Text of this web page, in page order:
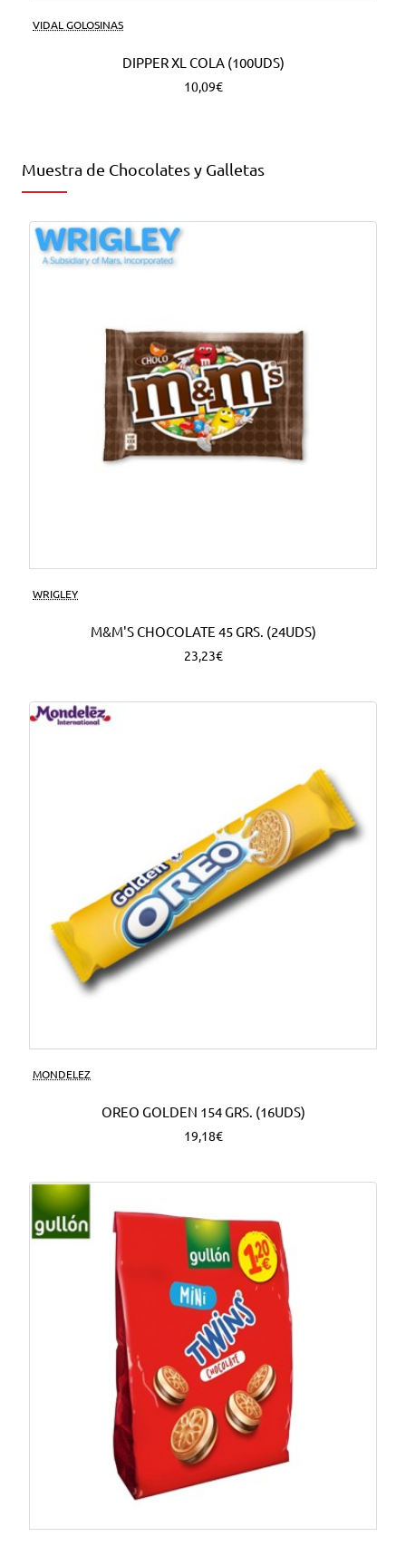
VIDAL GOLOSINAS
DIPPER XL COLA (100UDS)
10,09€
Muestra de Chocolates y Galletas
WRIGLEY
M&M'S CHOCOLATE 45 GRS. (24UDS)
23,23€
MONDELEZ
OREO GOLDEN 154 GRS. (16UDS)
19,18€